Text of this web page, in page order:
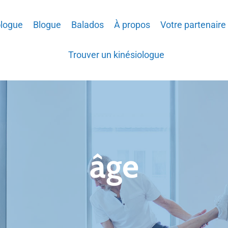
Blogue Balados À propos Votre partenaire
Trouver un kinésiologue
âge